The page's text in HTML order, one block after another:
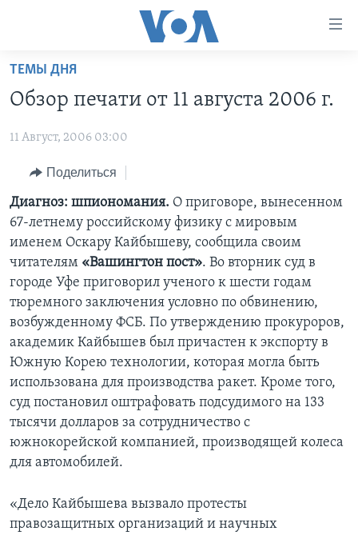
Перейти
основной
Перейти
навигации
Перейти
поиск
ГЛАВНОЕ
ПРОГРАММЫ
АМЕРИКА
НОВОСТИ ЗА МИНУТУ
ИТОГИ
ПОЧЕМУ ЭТО ВАЖНО?
ДИСКУССИЯ VOA
ДЕТАЛИ
НЬЮ-ЙОРК NEW YORK
АМЕРИКА. БОЛЬШОЕ ПУТЕШЕСТВИЕ
ПРОЕКТЫ
УЧИМ АНГЛИЙСКИЙ
НАША АМЕРИКАНСКАЯ ИСТОРИЯ
А КАК В АМЕРИКЕ?
АРТЕФАКТЫ
АМЕРИКАНСКИЕ ГОРОДКИ
ТЕСТЫ
ЭКСПЕРТИЗА
ИНТЕРВЬЮ
ФАКТЫ ПРОТИВ ФЕЙКОВ
ЗА СВОБОДУ ПРЕССЫ
УЧИМ АНГЛИЙСКИЙ
ВИДЕО
ПОДПИСКА НА НОВОСТИ
Learning English
СОЦИАЛЬНЫЕ СЕТИ
Языки
ТЕМЫ ДНЯ
Обзор печати от 11 августа 2006 г.
11 Август, 2006 03:00
Поделиться
Диагноз: шпиономания. О приговоре, вынесенном
67-летнему российскому физику с мировым
именем Оскару Кайбышеву, сообщила своим
читателям «Вашингтон пост». Во вторник суд в
городе Уфе приговорил ученого к шести годам
тюремного заключения условно по обвинению,
возбужденному ФСБ. По утверждению прокуроров,
академик Кайбышев был причастен к экспорту в
Южную Корею технологии, которая могла быть
использована для производства ракет. Кроме того,
суд постановил оштрафовать подсудимого на 133
тысячи долларов за сотрудничество с
южнокорейской компанией, производящей колеса
для автомобилей.
«Дело Кайбышева вызвало протесты
правозащитных организаций и научных